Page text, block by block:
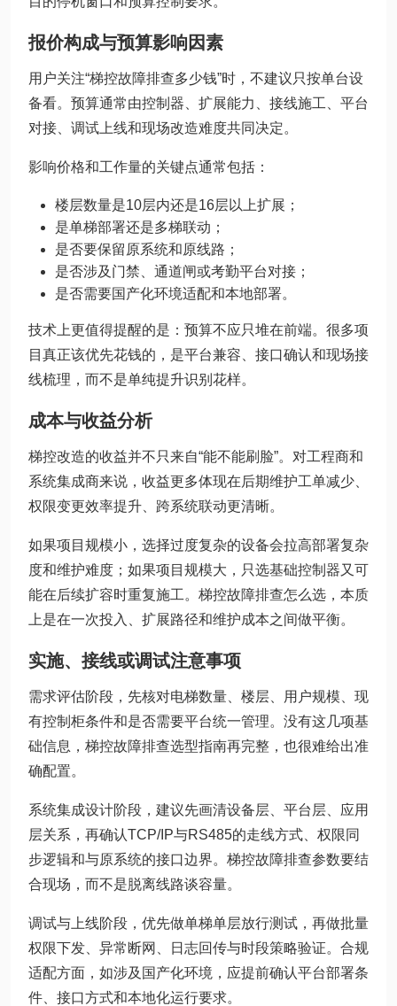
报价构成与预算影响因素
用户关注“梯控故障排查多少钱”时，不建议只按单台设
备看。预算通常由控制器、扩展能力、接线施工、平台
对接、调试上线和现场改造难度共同决定。
影响价格和工作量的关键点通常包括：
楼层数量是10层内还是16层以上扩展；
是单梯部署还是多梯联动；
是否要保留原系统和原线路；
是否涉及门禁、通道闸或考勤平台对接；
是否需要国产化环境适配和本地部署。
技术上更值得提醒的是：预算不应只堆在前端。很多项
目真正该优先花钱的，是平台兼容、接口确认和现场接
线梳理，而不是单纯提升识别花样。
成本与收益分析
梯控改造的收益并不只来自“能不能刷脸”。对工程商和
系统集成商来说，收益更多体现在后期维护工单减少、
权限变更效率提升、跨系统联动更清晰。
如果项目规模小，选择过度复杂的设备会拉高部署复杂
度和维护难度；如果项目规模大，只选基础控制器又可
能在后续扩容时重复施工。梯控故障排查怎么选，本质
上是在一次投入、扩展路径和维护成本之间做平衡。
实施、接线或调试注意事项
需求评估阶段，先核对电梯数量、楼层、用户规模、现
有控制柜条件和是否需要平台统一管理。没有这几项基
础信息，梯控故障排查选型指南再完整，也很难给出准
确配置。
系统集成设计阶段，建议先画清设备层、平台层、应用
层关系，再确认TCP/IP与RS485的走线方式、权限同
步逻辑和与原系统的接口边界。梯控故障排查参数要结
合现场，而不是脱离线路谈容量。
调试与上线阶段，优先做单梯单层放行测试，再做批量
权限下发、异常断网、日志回传与时段策略验证。合规
适配方面，如涉及国产化环境，应提前确认平台部署条
件、接口方式和本地化运行要求。